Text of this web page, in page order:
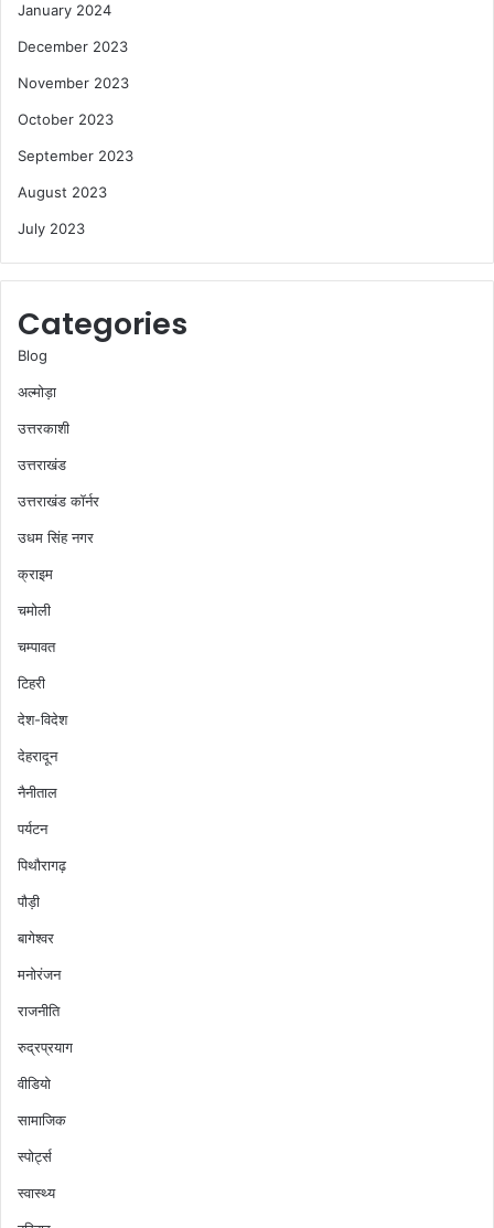
January 2024
December 2023
November 2023
October 2023
September 2023
August 2023
July 2023
Categories
Blog
अल्मोड़ा
उत्तरकाशी
उत्तराखंड
उत्तराखंड कॉर्नर
उधम सिंह नगर
क्राइम
चमोली
चम्पावत
टिहरी
देश-विदेश
देहरादून
नैनीताल
पर्यटन
पिथौरागढ़
पौड़ी
बागेश्वर
मनोरंजन
राजनीति
रुद्रप्रयाग
वीडियो
सामाजिक
स्पोर्ट्स
स्वास्थ्य